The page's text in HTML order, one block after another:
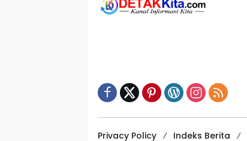
Privacy Policy Indeks Berita